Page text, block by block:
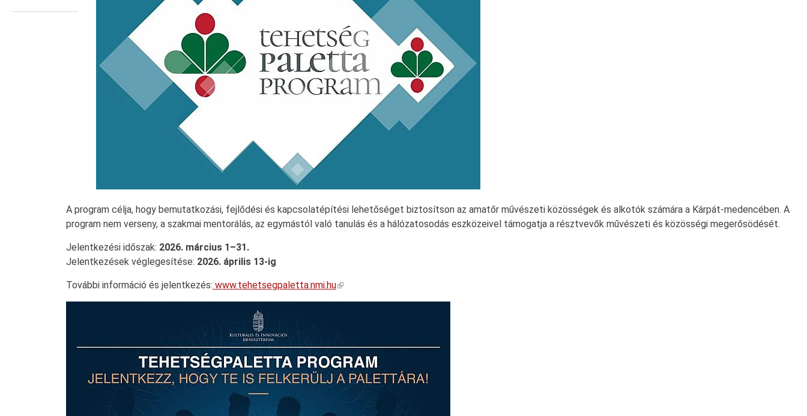
A program célja, hogy bemutatkozási, fejlődési és kapcsolatépítési lehetőséget biztosítson az amatőr művészeti közösségek és alkotók számára a Kárpát-medencében. A
program nem verseny, a szakmai mentorálás, az egymástól való tanulás és a hálózatosodás eszközeivel támogatja a résztvevők művészeti és közösségi megerősödését.
Jelentkezési időszak: 2026. március 1–31.
Jelentkezések véglegesítése: 2026. április 13-ig
További információ és jelentkezés: www.tehetsegpaletta.nmi.hu